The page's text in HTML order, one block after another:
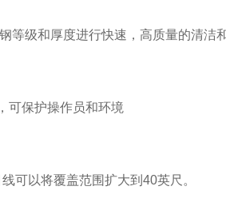
级和厚度进行快速，高质量的清洁
护操作员和环境
以将覆盖范围扩大到40英尺。